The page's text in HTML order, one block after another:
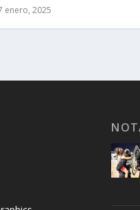
enero, 2025